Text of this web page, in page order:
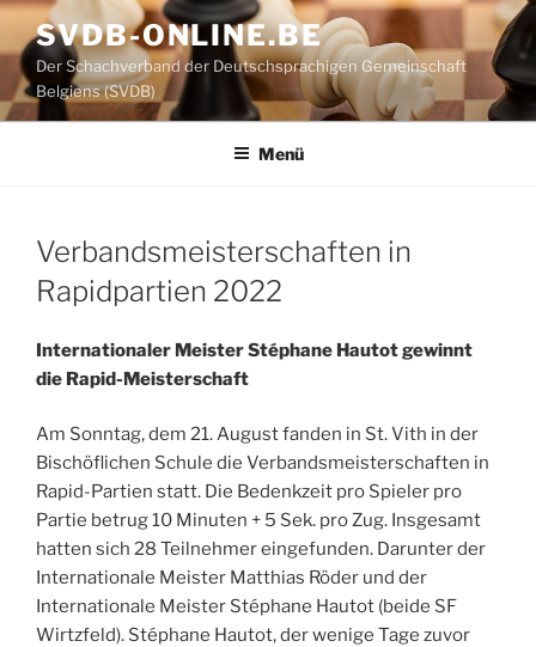
Zum
Inhalt
springen
SVDB-ONLINE.BE
Der Schachverband der Deutschsprachigen Gemeinschaft
Belgiens (SVDB)
Menü
Verbandsmeisterschaften in
Rapidpartien 2022
Internationaler Meister Stéphane Hautot gewinnt
die Rapid-Meisterschaft
Am Sonntag, dem 21. August fanden in St. Vith in der
Bischöflichen Schule die Verbandsmeisterschaften in
Rapid-Partien statt. Die Bedenkzeit pro Spieler pro
Partie betrug 10 Minuten + 5 Sek. pro Zug. Insgesamt
hatten sich 28 Teilnehmer eingefunden. Darunter der
Internationale Meister Matthias Röder und der
Internationale Meister Stéphane Hautot (beide SF
Wirtzfeld). Stéphane Hautot, der wenige Tage zuvor